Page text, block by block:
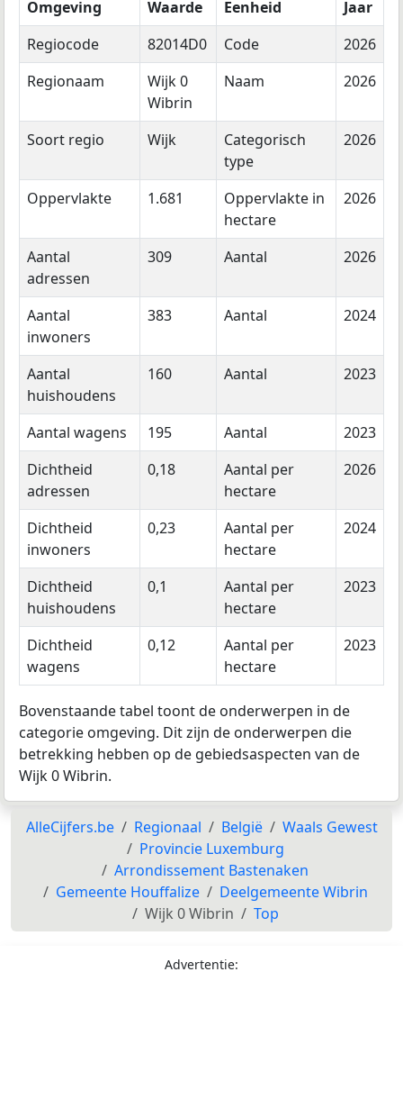
Omgeving Waarde Eenheid
Jaar
Regiocode
82014D0 Code
2026
Regionaam
Wijk 0
Wibrin
Naam 2026
Soort regio Wijk
Categorisch
type
2026
Oppervlakte 1.681
Oppervlakte in
hectare
2026
Aantal
adressen
309 Aantal 2026
Aantal
inwoners
383 Aantal 2024
Aantal
huishoudens
160 Aantal 2023
Aantal wagens 195 Aantal
2023
Dichtheid
adressen
0,18
Aantal per
hectare
2026
Dichtheid
inwoners
0,23
Aantal per
hectare
2024
Dichtheid
huishoudens
0,1
Aantal per
hectare
2023
Dichtheid
wagens
0,12
Aantal per
hectare
2023
Bovenstaande tabel toont de onderwerpen in de
categorie omgeving. Dit zijn de onderwerpen die
betrekking hebben op de gebiedsaspecten van de
Wijk 0 Wibrin.
AlleCijfers.be Regionaal België
Waals Gewest
Provincie Luxemburg
Arrondissement Bastenaken
Gemeente Houffalize
Deelgemeente Wibrin
Wijk 0 Wibrin
Top
Advertentie: